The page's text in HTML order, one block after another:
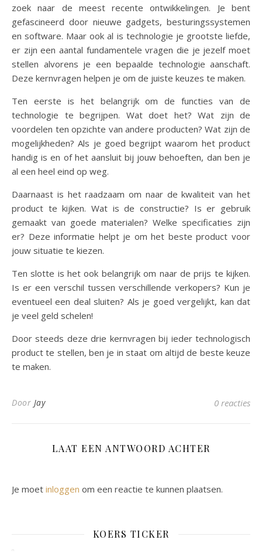
zoek naar de meest recente ontwikkelingen. Je bent
gefascineerd door nieuwe gadgets, besturingssystemen
en software. Maar ook al is technologie je grootste liefde,
er zijn een aantal fundamentele vragen die je jezelf moet
stellen alvorens je een bepaalde technologie aanschaft.
Deze kernvragen helpen je om de juiste keuzes te maken.
Ten eerste is het belangrijk om de functies van de
technologie te begrijpen. Wat doet het? Wat zijn de
voordelen ten opzichte van andere producten? Wat zijn de
mogelijkheden? Als je goed begrijpt waarom het product
handig is en of het aansluit bij jouw behoeften, dan ben je
al een heel eind op weg.
Daarnaast is het raadzaam om naar de kwaliteit van het
product te kijken. Wat is de constructie? Is er gebruik
gemaakt van goede materialen? Welke specificaties zijn
er? Deze informatie helpt je om het beste product voor
jouw situatie te kiezen.
Ten slotte is het ook belangrijk om naar de prijs te kijken.
Is er een verschil tussen verschillende verkopers? Kun je
eventueel een deal sluiten? Als je goed vergelijkt, kan dat
je veel geld schelen!
Door steeds deze drie kernvragen bij ieder technologisch
product te stellen, ben je in staat om altijd de beste keuze
te maken.
Door Jay 0 reacties
LAAT EEN ANTWOORD ACHTER
Je moet inloggen om een reactie te kunnen plaatsen.
KOERS TICKER